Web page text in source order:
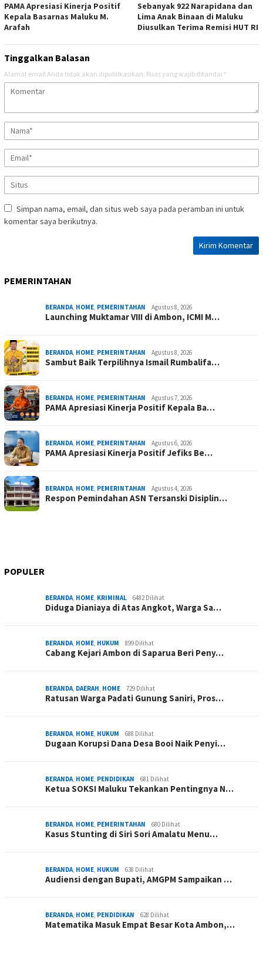
PAMA Apresiasi Kinerja Positif
Kepala Basarnas Maluku M.
Arafah
Sebanyak 922 Narapidana dan
Lima Anak Binaan di Maluku
Diusulkan Terima Remisi HUT RI
Tinggalkan Balasan
Alamat email Anda tidak akan dipublikasikan. Ruas yang wajib ditandai *
Simpan nama, email, dan situs web saya pada peramban ini untuk
komentar saya berikutnya.
PEMERINTAHAN
BERANDA, HOME, PEMERINTAHAN Agustus 8, 2026
Launching Muktamar VIII di Ambon, ICMI M…
BERANDA, HOME, PEMERINTAHAN Agustus 8, 2026
Sambut Baik Terpilihnya Ismail Rumbalifa…
BERANDA, HOME, PEMERINTAHAN Agustus 7, 2026
PAMA Apresiasi Kinerja Positif Kepala Ba…
BERANDA, HOME, PEMERINTAHAN Agustus 6, 2026
PAMA Apresiasi Kinerja Positif Jefiks Be…
BERANDA, HOME, PEMERINTAHAN Agustus 4, 2026
Respon Pemindahan ASN Tersanski Disiplin…
POPULER
BERANDA, HOME, KRIMINAL 6482 Dilihat
Diduga Dianiaya di Atas Angkot, Warga Sa…
BERANDA, HOME, HUKUM 899 Dilihat
Cabang Kejari Ambon di Saparua Beri Peny…
BERANDA, DAERAH, HOME 729 Dilihat
Ratusan Warga Padati Gunung Saniri, Pros…
BERANDA, HOME, HUKUM 688 Dilihat
Dugaan Korupsi Dana Desa Booi Naik Penyi…
BERANDA, HOME, PENDIDIKAN 681 Dilihat
Ketua SOKSI Maluku Tekankan Pentingnya N…
BERANDA, HOME, PEMERINTAHAN 680 Dilihat
Kasus Stunting di Siri Sori Amalatu Menu…
BERANDA, HOME, HUKUM 638 Dilihat
Audiensi dengan Bupati, AMGPM Sampaikan …
BERANDA, HOME, PENDIDIKAN 628 Dilihat
Matematika Masuk Empat Besar Kota Ambon,…